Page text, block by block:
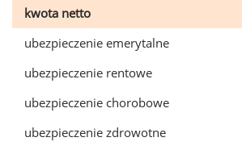
kwota netto
ubezpieczenie emerytalne
ubezpieczenie rentowe
ubezpieczenie chorobowe
ubezpieczenie zdrowotne